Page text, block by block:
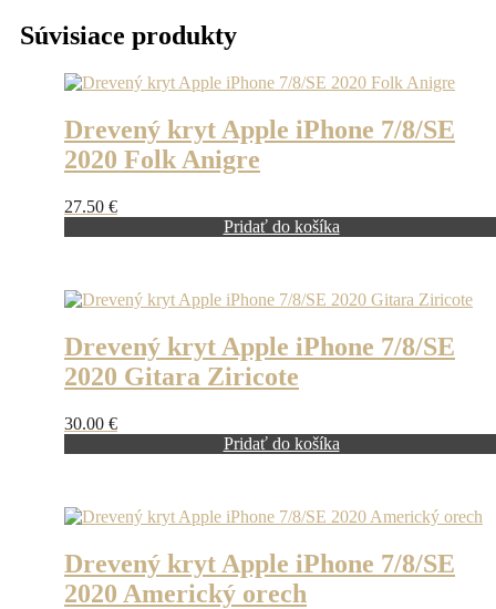
Súvisiace produkty
Drevený kryt Apple iPhone 7/8/SE
2020 Folk Anigre
27.50 €
Pridať do košíka
Drevený kryt Apple iPhone 7/8/SE
2020 Gitara Ziricote
30.00 €
Pridať do košíka
Drevený kryt Apple iPhone 7/8/SE
2020 Americký orech